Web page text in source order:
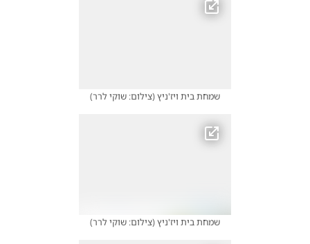
שמחת בית ויז'ניץ(צילום: שוקי לרר)
שמחת בית ויז'ניץ(צילום: שוקי לרר)